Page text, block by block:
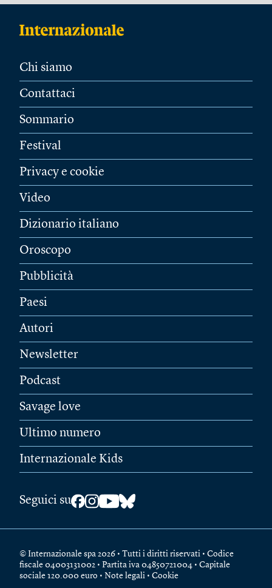
Chi siamo
Contattaci
Sommario
Festival
Privacy e cookie
Video
Dizionario italiano
Oroscopo
Pubblicità
Paesi
Autori
Newsletter
Podcast
Savage love
Ultimo numero
Internazionale Kids
Seguici su
© Internazionale spa 2026 • Tutti i diritti riservati • Codice
fiscale 04003131002 • Partita iva 04850721004 • Capitale
sociale 120.000 euro • Note legali • Cookie